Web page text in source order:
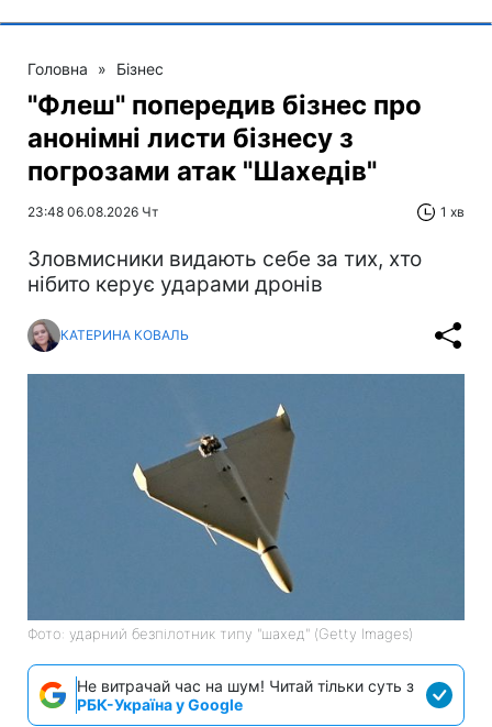
Головна » Бізнес
"Флеш" попередив бізнес про
анонімні листи бізнесу з
погрозами атак "Шахедів"
23:48 06.08.2026 Чт 1 хв
Зловмисники видають себе за тих, хто
нібито керує ударами дронів
КАТЕРИНА КОВАЛЬ
Фото: ударний безпілотник типу "шахед" (Getty Images)
Не витрачай час на шум! Читай тільки суть з
РБК-Україна у Google